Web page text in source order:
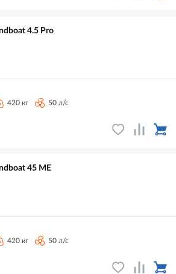
4.5 Pro
420 кг 50 л/с
45 ME
420 кг 50 л/с